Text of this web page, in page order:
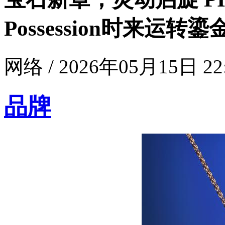
Possession时来运转鎏
网络 / 2026年05月15日
品牌